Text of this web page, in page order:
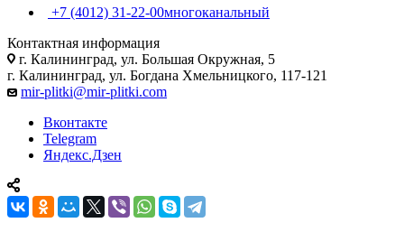
+7 (4012) 31-22-00многоканальный
Контактная информация
г. Калининград, ул. Большая Окружная, 5
г. Калининград, ул. Богдана Хмельницкого, 117-121
mir-plitki@mir-plitki.com
Вконтакте
Telegram
Яндекс.Дзен